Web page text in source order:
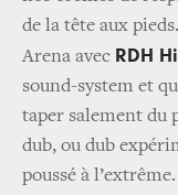
de la tête aux
Arena avec RDH
sound-system et
taper salement du
dub, ou dub
poussé à